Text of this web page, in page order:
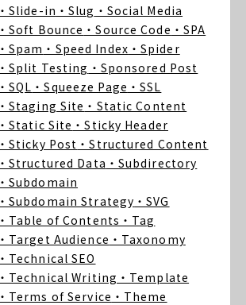
・Slide-in ・Slug ・Social Media
・Soft Bounce ・Source Code ・SPA
・Spam ・Speed Index ・Spider
・Split Testing ・Sponsored Post
・SQL ・Squeeze Page ・SSL
・Staging Site ・Static Content
・Static Site ・Sticky Header
・Sticky Post ・Structured Content
・Structured Data ・Subdirectory
・Subdomain
・Subdomain Strategy ・SVG
・Table of Contents ・Tag
・Target Audience ・Taxonomy
・Technical SEO
・Technical Writing ・Template
・Terms of Service ・Theme